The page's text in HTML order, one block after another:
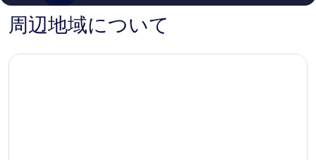
ヤ
ー
ビ
1,009
件
の
口
周辺地域について